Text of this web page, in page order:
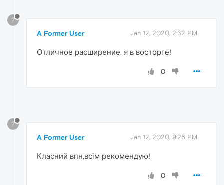
?
A Former User Jan 12, 2020, 2:32 PM
Отличное расширение, я в восторге!
0
?
A Former User Jan 12, 2020, 9:26 PM
Класний впн,всім рекомендую!
0